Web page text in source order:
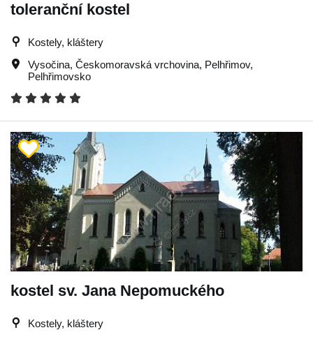
toleranční kostel
Kostely, kláštery
Vysočina, Českomoravská vrchovina, Pelhřimov,
Pelhřimovsko
kostel sv. Jana Nepomuckého
Kostely, kláštery